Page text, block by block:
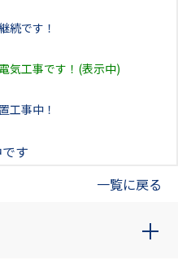
続です！
気工事です！(表示中)
工事中！
す
一覧に戻る